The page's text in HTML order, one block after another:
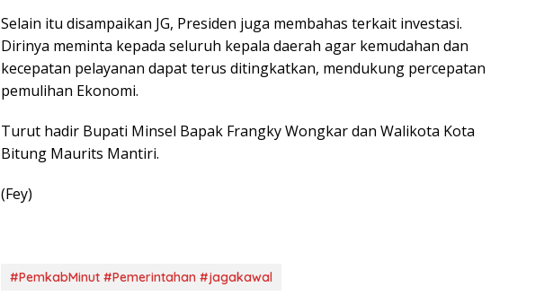
Selain itu disampaikan JG, Presiden juga membahas terkait investasi.
Dirinya meminta kepada seluruh kepala daerah agar kemudahan dan
kecepatan pelayanan dapat terus ditingkatkan, mendukung percepatan
pemulihan Ekonomi.
Turut hadir Bupati Minsel Bapak Frangky Wongkar dan Walikota Kota
Bitung Maurits Mantiri.
(Fey)
#PemkabMinut #Pemerintahan #jagakawal